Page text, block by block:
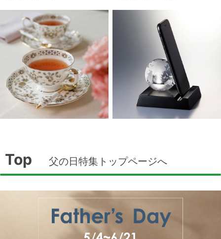
Top 父の日特集トップページへ